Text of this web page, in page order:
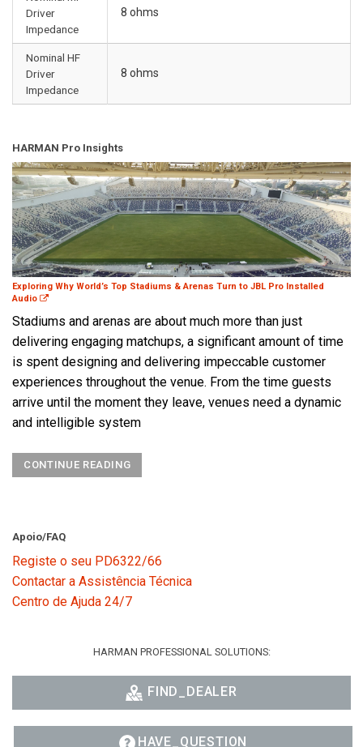
Driver
Impedance
8 ohms
Nominal HF
Driver
Impedance
8 ohms
HARMAN Pro Insights
Exploring Why World’s Top Stadiums & Arenas Turn to JBL Pro Installed
Audio
Stadiums and arenas are about much more than just
delivering engaging matchups, a significant amount of time
is spent designing and delivering impeccable customer
experiences throughout the venue. From the time guests
arrive until the moment they leave, venues need a dynamic
and intelligible system
CONTINUE READING
Apoio/FAQ
Registe o seu PD6322/66
Contactar a Assistência Técnica
Centro de Ajuda 24/7
HARMAN PROFESSIONAL SOLUTIONS:
FIND_DEALER
HAVE_QUESTION